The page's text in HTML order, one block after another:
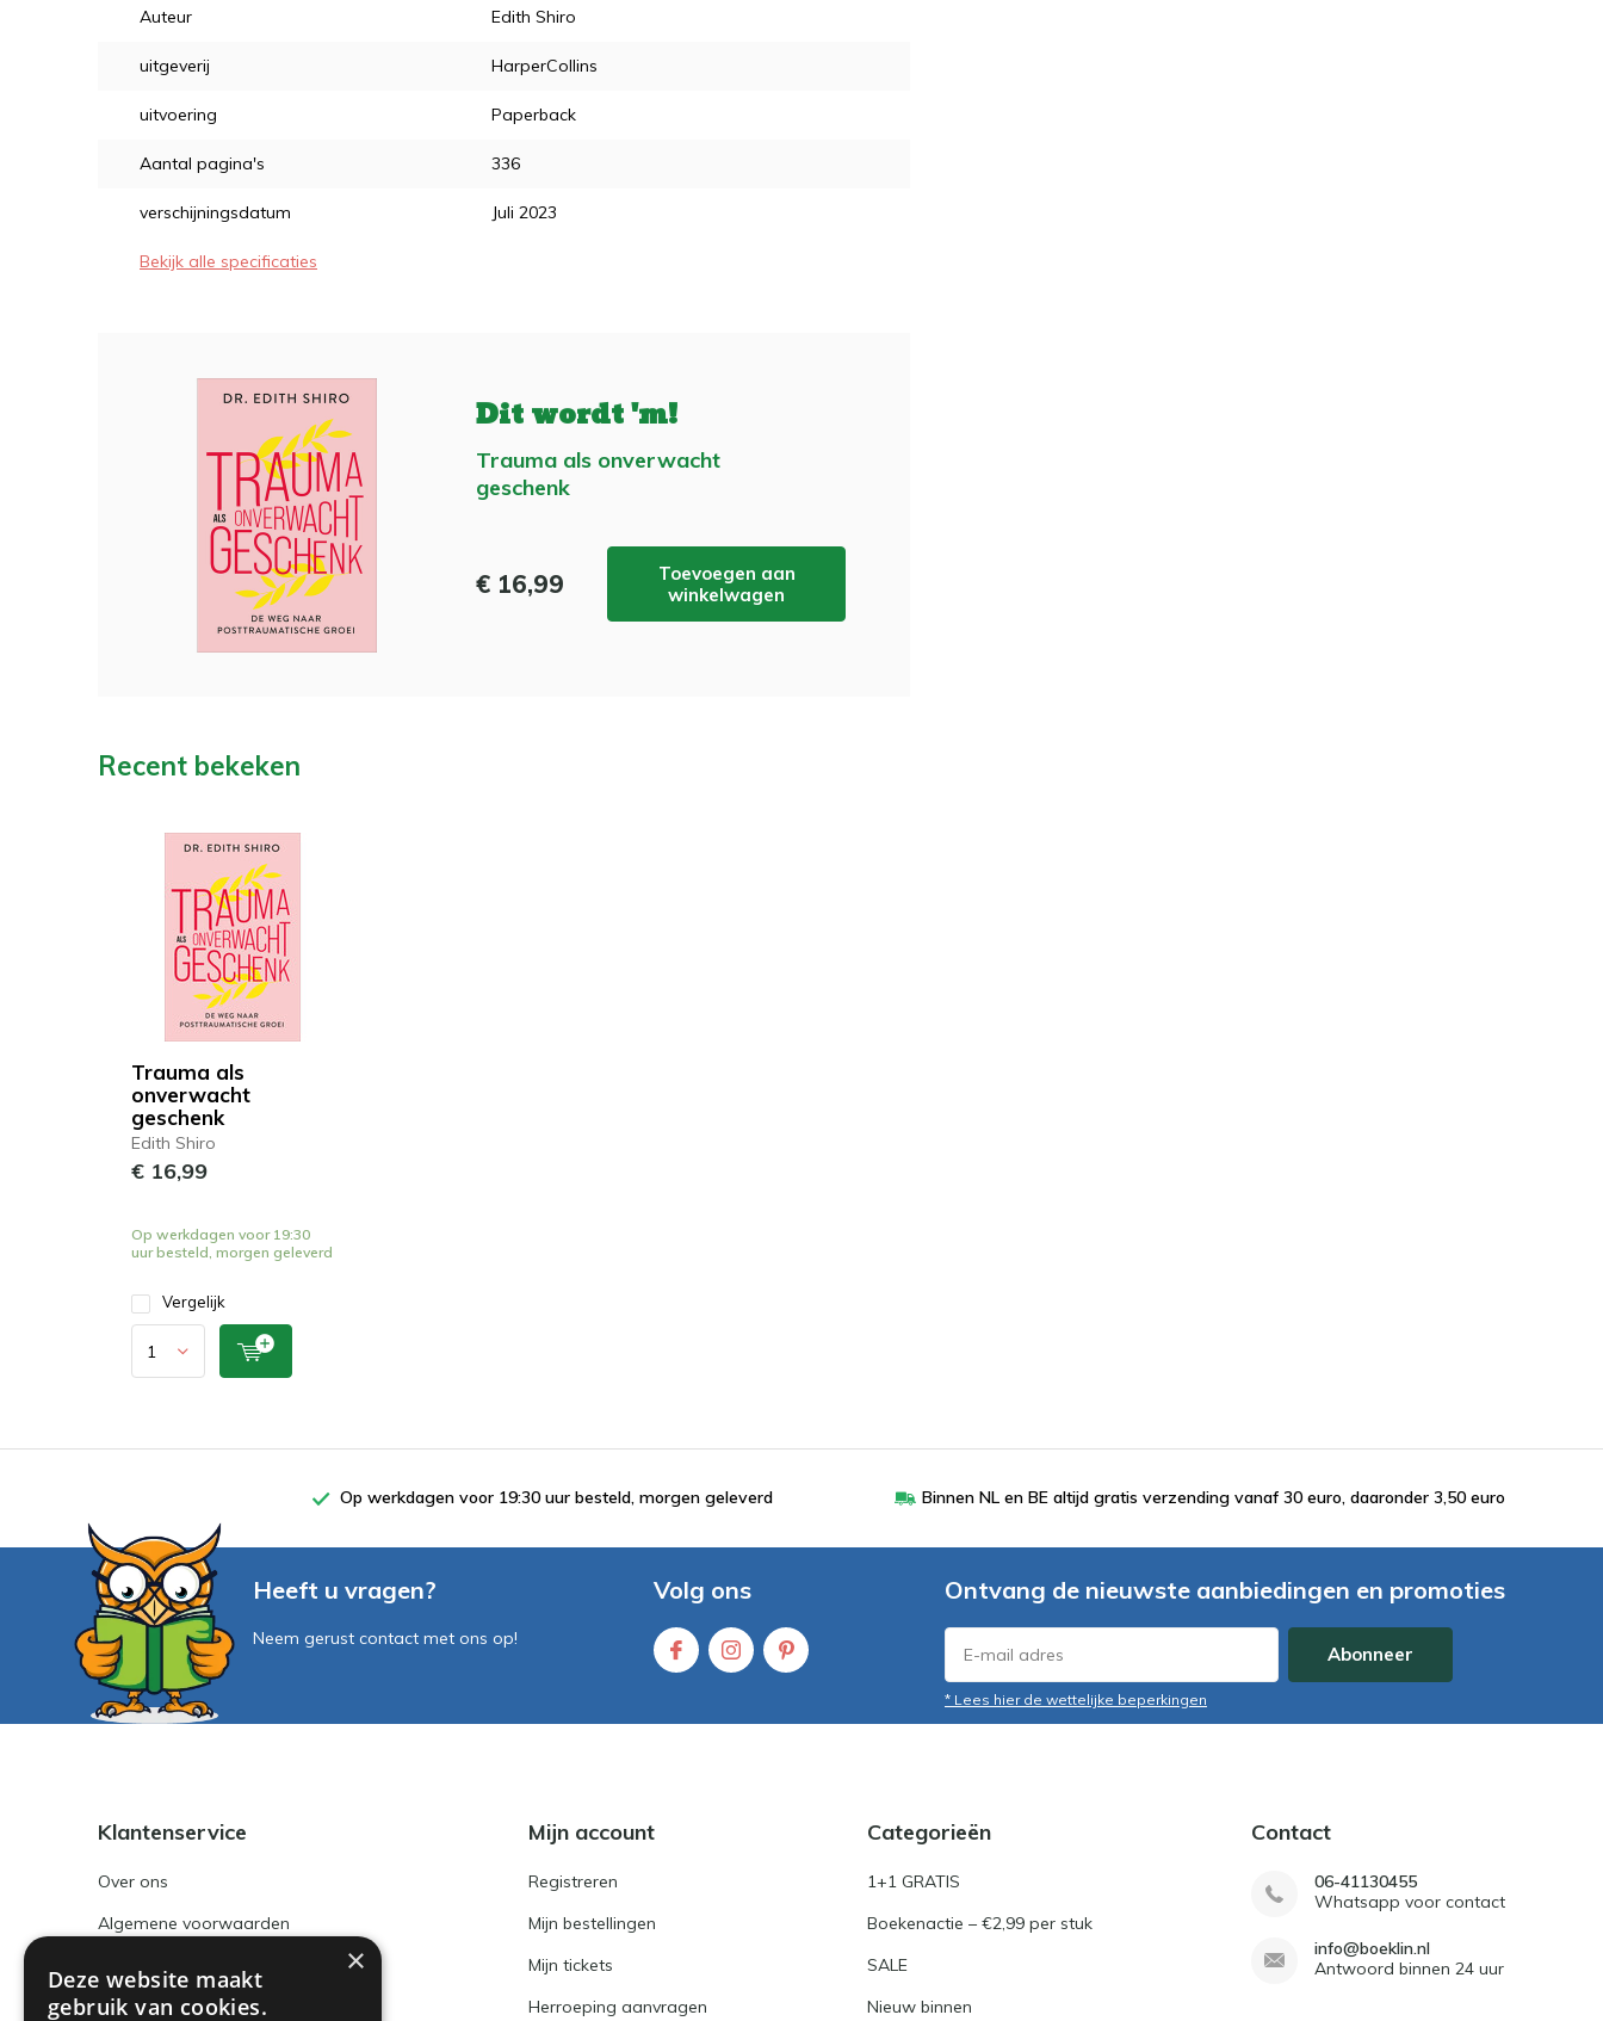
Auteur Edith Shiro
uitgeverij HarperCollins
uitvoering Paperback
Aantal pagina's 336
verschijningsdatum Juli 2023
Bekijk alle specificaties
Dit wordt 'm!
Trauma als onverwacht
geschenk
€ 16,99
Toevoegen aan
winkelwagen
Recent bekeken
Trauma als
onverwacht
geschenk
Edith Shiro
€ 16,99
Op werkdagen voor 19:30
uur besteld, morgen geleverd
Vergelijk
Op werkdagen voor 19:30 uur besteld, morgen geleverd Binnen NL en BE altijd gratis verzending vanaf 30 euro, daaronder 3,50 euro
Heeft u vragen?
Neem gerust contact met ons op!
Volg ons Ontvang de nieuwste aanbiedingen en promoties
Abonneer
* Lees hier de wettelijke beperkingen
Klantenservice
Over ons
Algemene voorwaarden
Privacy Policy
Mijn account
Registreren
Mijn bestellingen
Mijn tickets
Herroeping aanvragen
Categorieën
1+1 GRATIS
Boekenactie – €2,99 per stuk
SALE
Nieuw binnen
Contact
06-41130455
Whatsapp voor contact
info@boeklin.nl
Antwoord binnen 24 uur
×
Deze website maakt
gebruik van cookies.